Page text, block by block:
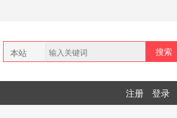
本站
搜索
注册 登录